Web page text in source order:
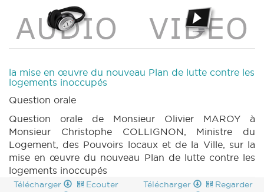
CRIC 214 (2021-2022) (PDF)
| BT 231 (2021-
2022) (PDF)
|
CRAC 214 (2021-2022) (PDF)
|
la mise en œuvre du nouveau Plan de lutte contre les
logements inoccupés
Question orale
Question orale de Monsieur Olivier MAROY à
Monsieur Christophe COLLIGNON, Ministre du
Logement, des Pouvoirs locaux et de la Ville, sur la
mise en œuvre du nouveau Plan de lutte contre les
logements inoccupés
Télécharger Ecouter Télécharger Regarder